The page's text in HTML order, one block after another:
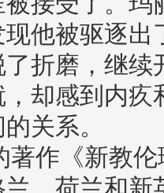
他被驱逐出
折磨，继
却感到内
关系。
著作《新教